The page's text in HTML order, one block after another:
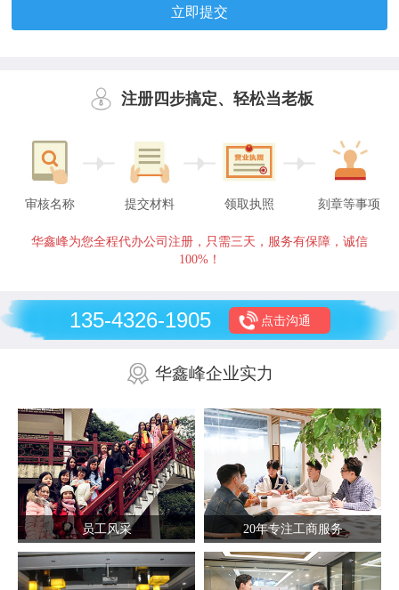
立即提交
注册四步搞定、轻松当老板
审核名称 提交材料 领取执照 刻章等事项
华鑫峰为您全程代办公司注册，只需三天，服务有保障，诚信
100%！
135-4326-1905 点击沟通
华鑫峰企业实力
员工风采 20年专注工商服务